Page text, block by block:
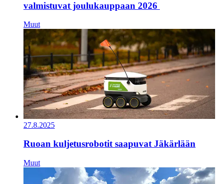
valmistuvat joulukauppaan 2026
Muut
27.8.2025
Ruoan kuljetusrobotit saapuvat Jäkärlään
Muut